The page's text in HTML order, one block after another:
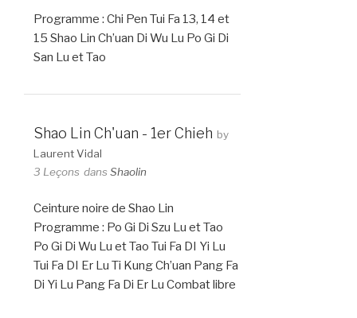
Programme : Chi Pen Tui Fa 13, 14 et
15 Shao Lin Ch’uan Di Wu Lu Po Gi Di
San Lu et Tao
Shao Lin Ch'uan - 1er Chieh by
Laurent Vidal
3 Leçons dansShaolin
Ceinture noire de Shao Lin
Programme : Po Gi Di Szu Lu et Tao
Po Gi Di Wu Lu et Tao Tui Fa DI Yi Lu
Tui Fa DI Er Lu Ti Kung Ch’uan Pang Fa
Di Yi Lu Pang Fa Di Er Lu Combat libre